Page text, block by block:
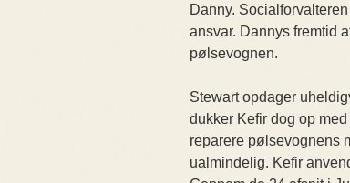
Danny.
ansvar. Dannys fremtid
pølsevognen.
Stewart opdager
dukker Kefir dog op
reparere pølsevognens
ualmindelig. Kefir